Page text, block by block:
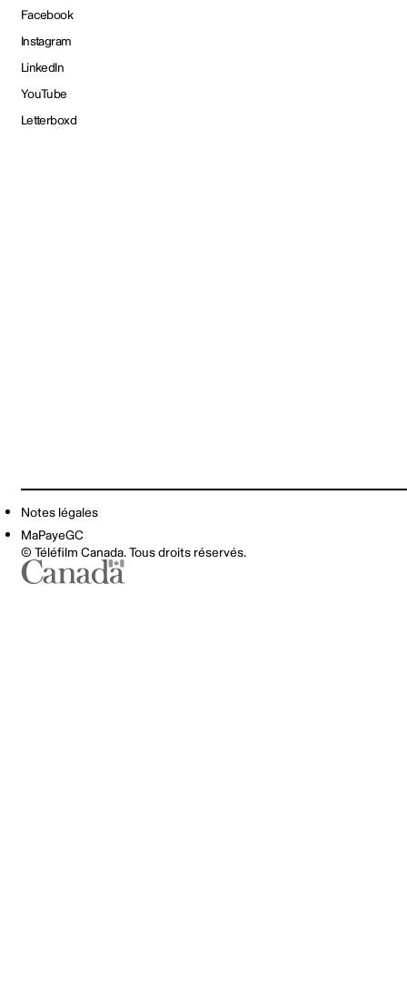
Facebook
Instagram
LinkedIn
YouTube
Letterboxd
Notes légales
MaPayeGC
© Téléfilm Canada. Tous droits réservés.